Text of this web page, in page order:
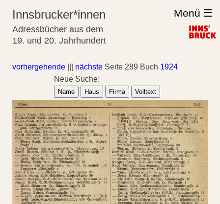
Innsbrucker*innen
Adressbücher aus dem
19. und 20. Jahrhundert
Menü ☰
vorhergehende nächste Seite 289 Buch 1924
Neue Suche:
Name Haus Firma Volltext